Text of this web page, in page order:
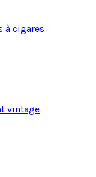
à cigares
vintage